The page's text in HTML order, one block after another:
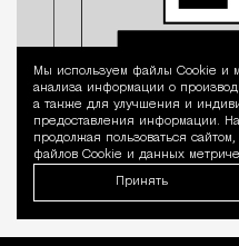
Мы используем файлы Сookie и
анализа информации о
а также для улучшения и
предоставления информации.
продолжая пользоваться
файлов Cookie и данных
Принять